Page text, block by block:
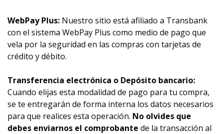
WebPay Plus: Nuestro sitio está afiliado a Transbank
con el sistema WebPay Plus como medio de pago que
vela por la seguridad en las compras con tarjetas de
crédito y débito.
Transferencia electrónica o Depósito bancario:
Cuando elijas esta modalidad de pago para tu compra,
se te entregarán de forma interna los datos necesarios
para que realices esta operación. No olvides que
debes enviarnos el comprobante de la transacción al